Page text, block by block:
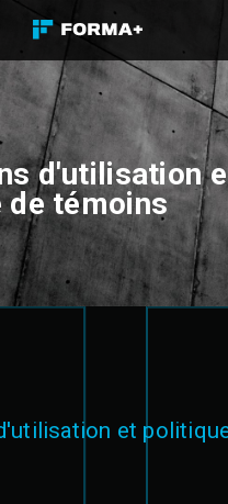
d'utilisation
témoins
et